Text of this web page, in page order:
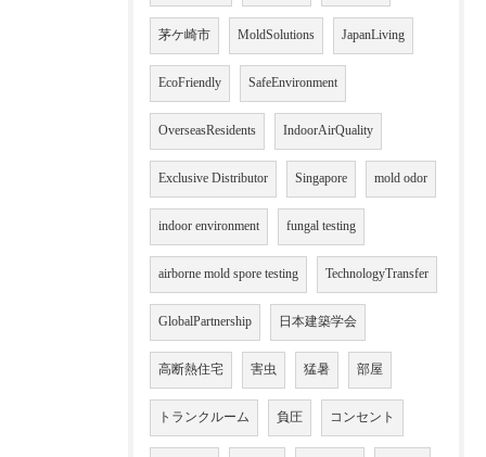
茅ケ崎市 MoldSolutions JapanLiving
EcoFriendly SafeEnvironment
OverseasResidents IndoorAirQuality
Exclusive Distributor Singapore mold odor
indoor environment fungal testing
airborne mold spore testing TechnologyTransfer
GlobalPartnership 日本建築学会
高断熱住宅 害虫 猛暑 部屋
トランクルーム 負圧 コンセント